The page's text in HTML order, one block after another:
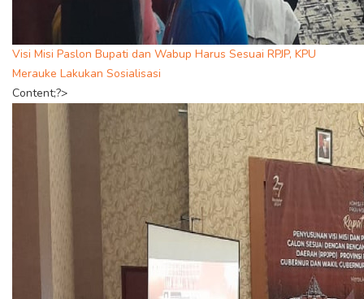
Visi Misi Paslon Bupati dan Wabup Harus Sesuai RPJP, KPU
Merauke Lakukan Sosialisasi
Content;?>